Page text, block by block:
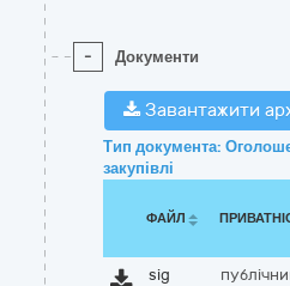
- Документи
Завантажити
Тип документа:
закупівлі
ФАЙЛ
sig